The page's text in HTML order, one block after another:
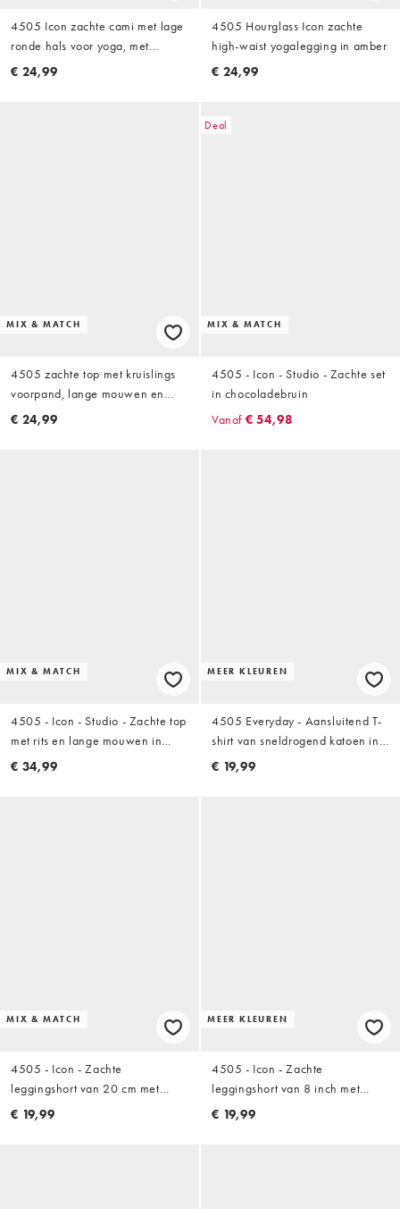
4505 Icon zachte cami met lage
ronde hals voor yoga, met
binnen-bh en verstelbare
€ 24,99
4505 Hourglass Icon zachte
high-waist yogalegging in amber
€ 24,99
MIX & MATCH
4505 zachte top met kruislings
voorpand, lange mouwen en
cropped pasvorm in zwart
€ 24,99
Deal
MIX & MATCH
4505 - Icon - Studio - Zachte set
in chocoladebruin
Vanaf € 54,98
MIX & MATCH
4505 - Icon - Studio - Zachte top
met rits en lange mouwen in
chocoladebruin
€ 34,99
MEER KLEUREN
4505 Everyday - Aansluitend T-
shirt van sneldrogend katoen in
zwart
€ 19,99
MIX & MATCH
4505 - Icon - Zachte
leggingshort van 20 cm met
hoge taille in amber bruin
€ 19,99
MEER KLEUREN
4505 - Icon - Zachte
leggingshort van 8 inch met
hoge taille in zwart
€ 19,99